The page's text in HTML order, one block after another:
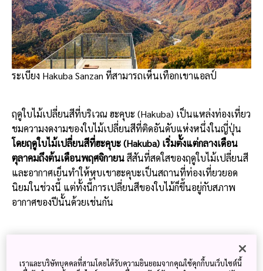
ระเบียง Hakuba Sanzan ที่สามารถเห็นเทือกเขาแอลป์
ฤดูใบไม้เปลี่ยนสีที่บริเวณ ฮะคุบะ (Hakuba) เป็นแหล่งท่องเที่ยว
ชมความงดงามของใบไม้เปลี่ยนสีที่ติดอันดับแห่งหนึ่งในญี่ปุ่น
โดยฤดูใบไม้เปลี่ยนสีที่ฮะคุบะ (Hakuba) เริ่มตั้งแต่กลางเดือน
ตุลาคมถึงต้นเดือนพฤศจิกายนสีสันที่สดใสของฤดูใบไม้เปลี่ยนสี
และอากาศเย็นทำให้หุบเขาฮะคุบะเป็นสถานที่ท่องเที่ยวยอด
นิยมในช่วงนี้ แต่ทั้งนี้การเปลี่ยนสีของใบไม้ก็ขึ้นอยู่กับสภาพ
อากาศของปีนั้นด้วยเช่นกัน
ปรากฏการณ์ที่สวยงามที่เรียกว่า ซันดันโค
เราและบริษัทบุคคลที่สามโดยได้รับความยินยอมจากคุณใช้คุกกี้บนเว็บไซต์นี้